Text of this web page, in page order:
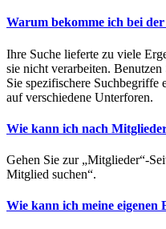
Warum bekomme ich bei der
Ihre Suche lieferte zu viele
sie nicht verarbeiten.
Sie spezifischere Suchbegriffe
auf verschiedene Unterforen.
Wie kann ich nach
Gehen Sie zur „Mitglieder“-
Mitglied suchen“.
Wie kann ich meine eigenen